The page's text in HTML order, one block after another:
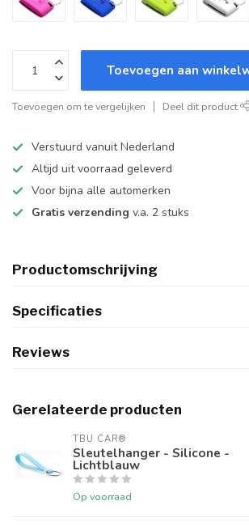
Toevoegen aan
Toevoegen om te vergelijken Deel dit product
Verstuurd vanuit Nederland
Altijd uit voorraad geleverd
Voor bijna alle automerken
Gratis verzending v.a. 2 stuks
Productomschrijving
Specificaties
Reviews
Gerelateerde producten
TBU CAR®
Sleutelhanger - Silicone -
Lichtblauw
Op voorraad